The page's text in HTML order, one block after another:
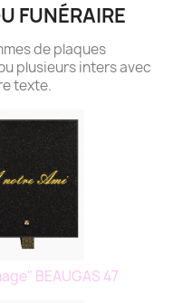
FUNÉRAIRE
de plaques
plusieurs inters avec
texte.
BEAUGAS 47